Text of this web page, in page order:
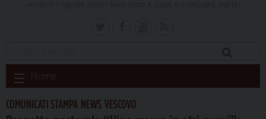
Skip
to
content
Home
COMUNICATI STAMPA NEWS VESCOVO